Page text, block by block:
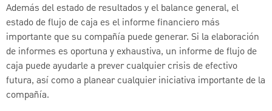
Además del estado de resultados y el balance general, el
estado de flujo de caja es el informe financiero más
importante que su compañía puede generar. Si la elaboración
de informes es oportuna y exhaustiva, un informe de flujo de
caja puede ayudarle a prever cualquier crisis de efectivo
futura, así como a planear cualquier iniciativa importante de la
compañía.